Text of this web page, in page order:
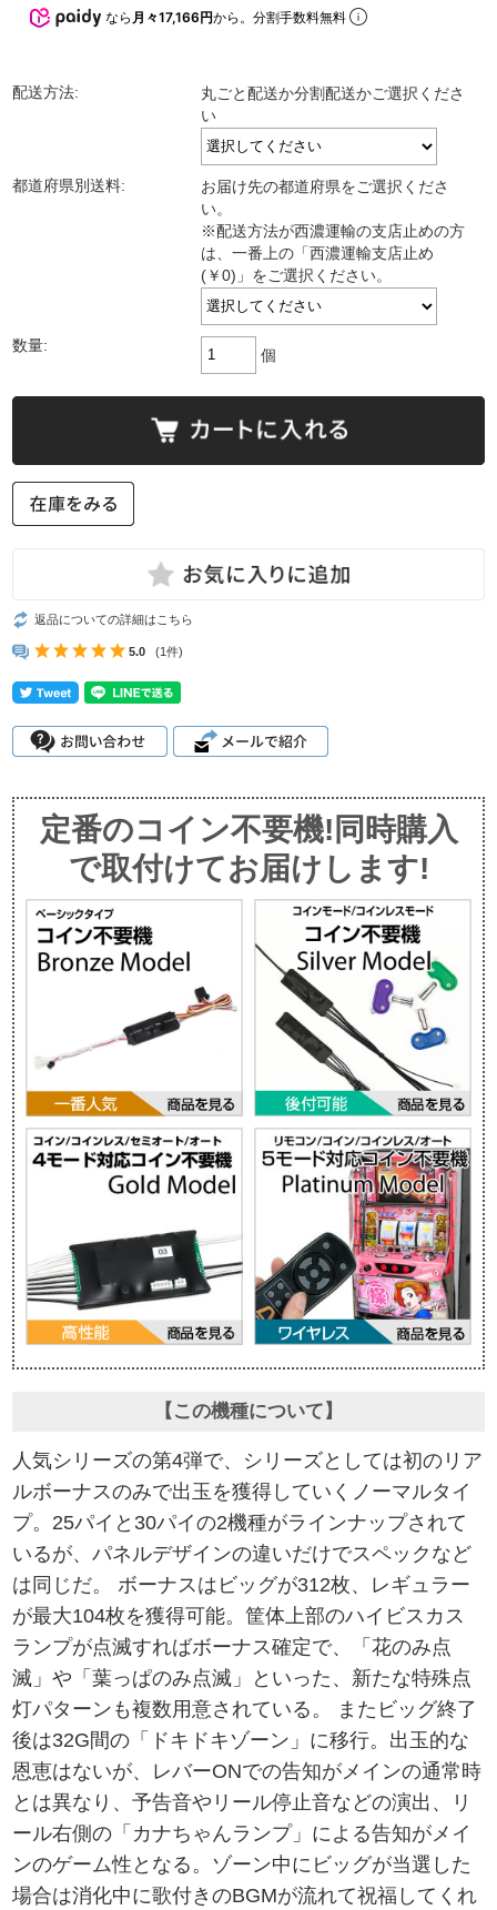
なら 月々17,166円から。分割手数料無料
配送方法:
丸ごと配送か分割配送かご選択くださ
い
都道府県別送料:
お届け先の都道府県をご選択くださ
い。
※配送方法が西濃運輸の支店止めの方
は、一番上の「西濃運輸支店止め
(￥0)」をご選択ください。
数量:
個
返品についての詳細はこちら
5.0 (1件)
定番のコイン不要機!同時購入
で取付けてお届けします!
【この機種について】
人気シリーズの第4弾で、シリーズとしては初のリア
ルボーナスのみで出玉を獲得していくノーマルタイ
プ。25パイと30パイの2機種がラインナップされて
いるが、パネルデザインの違いだけでスペックなど
は同じだ。 ボーナスはビッグが312枚、レギュラー
が最大104枚を獲得可能。筐体上部のハイビスカス
ランプが点滅すればボーナス確定で、「花のみ点
滅」や「葉っぱのみ点滅」といった、新たな特殊点
灯パターンも複数用意されている。 またビッグ終了
後は32G間の「ドキドキゾーン」に移行。出玉的な
恩恵はないが、レバーONでの告知がメインの通常時
とは異なり、予告音やリール停止音などの演出、リ
ール右側の「カナちゃんランプ」による告知がメイ
ンのゲーム性となる。ゾーン中にビッグが当選した
場合は消化中に歌付きのBGMが流れて祝福してくれ